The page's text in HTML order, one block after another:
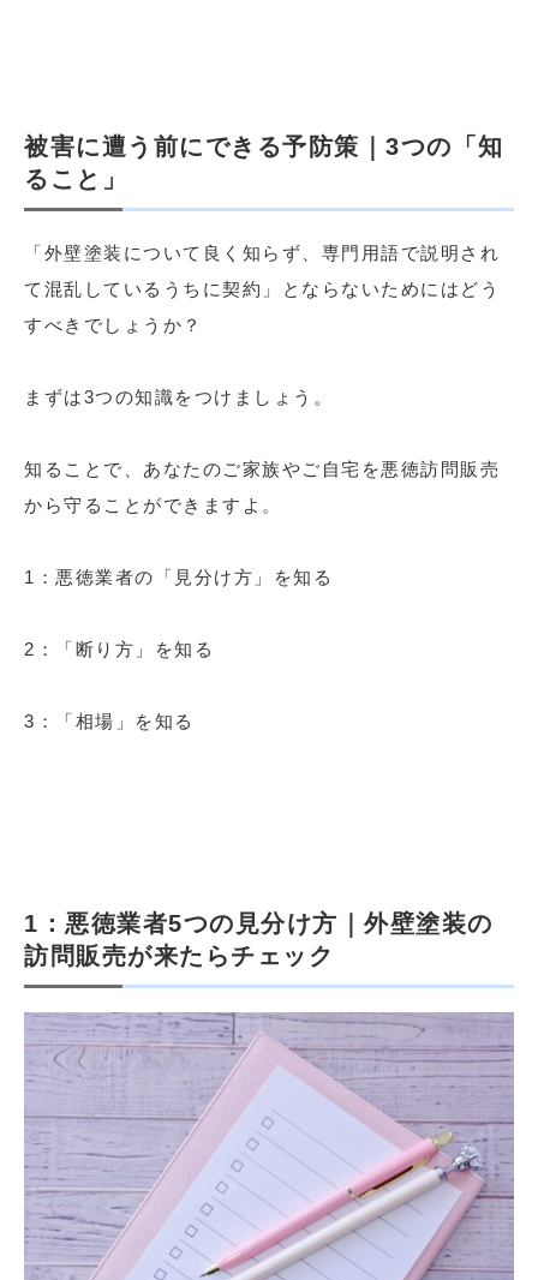
被害に遭う前にできる予防策｜3つの「知
ること」
「外壁塗装について良く知らず、専門用語で説明され
て混乱しているうちに契約」とならないためにはどう
すべきでしょうか？
まずは3つの知識をつけましょう。
知ることで、あなたのご家族やご自宅を悪徳訪問販売
から守ることができますよ。
1：悪徳業者の「見分け方」を知る
2：「断り方」を知る
3：「相場」を知る
1：悪徳業者5つの見分け方｜外壁塗装の
訪問販売が来たらチェック